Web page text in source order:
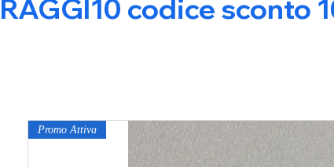
RAGGI10 codice sconto
Promo Attiva